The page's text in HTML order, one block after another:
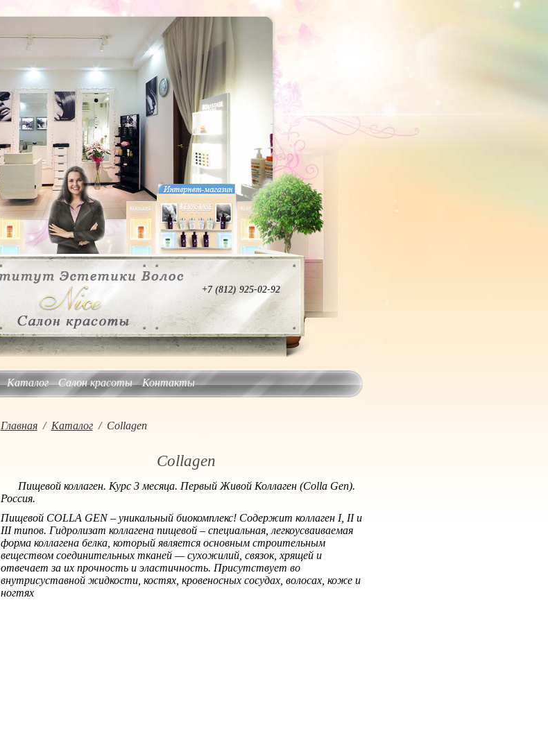
+7 (812) 925-02-92
Каталог Салон красоты Контакты
Главная/ Каталог/ Collagen
Collagen
Пищевой коллаген. Курс 3 месяца. Первый Живой Коллаген (Colla Gen).
Россия.
Пищевой COLLA GEN – уникальный биокомплекс! Содержит коллаген I, II и
III типов. Гидролизат коллагена пищевой – специальная, легкоусваиваемая
форма коллагена белка, который является основным строительным
веществом соединительных тканей — сухожилий, связок, хрящей и
отвечает за их прочность и эластичность. Присутствует во
внутрисуставной жидкости, костях, кровеносных сосудах, волосах, коже и
ногтях